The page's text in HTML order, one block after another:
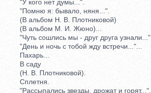
"У кого нет думы...".
"Помню я: бывало, няня...".
(В альбом Н. В. Плотниковой)
(В альбом М. И. Жюно)...
"Чуть сошлись мы - друг друга узнали..."
"День и ночь с тобой жду встречи..."...
Пахарь...
В саду
(Н. В. Плотниковой).
Сплетня.
"Рассыпались звезды, дрожат и горят...".